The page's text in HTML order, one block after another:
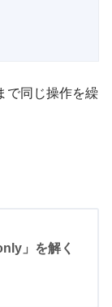
で同じ操作を繰
」を解く